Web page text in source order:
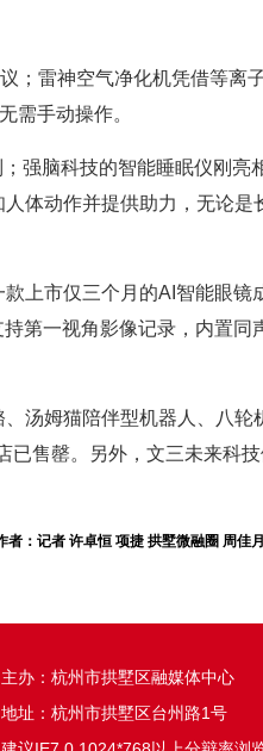
；雷神空气净化机凭借等离
需手动操作。
强脑科技的智能睡眠仪刚亮
体动作并提供助力，无论是
上市仅三个月的AI智能眼镜
第一视角影像记录，内置同
汤姆猫陪伴型机器人、八轮
已售罄。另外，文三未来科
者：记者 许卓恒 项捷 拱墅微融圈 周佳
主办：杭州市拱墅区融媒体中心
地址：杭州市拱墅区台州路1号